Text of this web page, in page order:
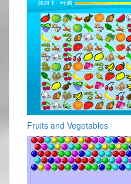
Fruits and Vegetables